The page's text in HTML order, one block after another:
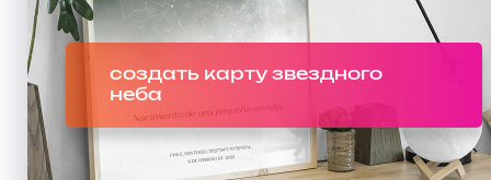
создать карту звездного
неба